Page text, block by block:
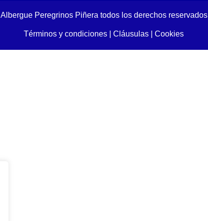
Albergue Peregrinos Piñera todos los derechos reservados
Términos y condiciones Cláusulas Cookies